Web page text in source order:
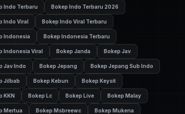
Indo Terbaru Bokep Indo Terbaru 2026
Indo Viral Bokep Indo Viral Terbaru
Indonesia Bokep Indonesia Terbaru
Indonesia Viral Bokep Janda Bokep Jav
Jav Indo Bokep Jepang Bokep Jepang Sub Indo
Jilbab Bokep Kebun Bokep Keysit
KKN Bokep Lc Bokep Live Bokep Malay
Mertua Bokep Msbreewc Bokep Mukena